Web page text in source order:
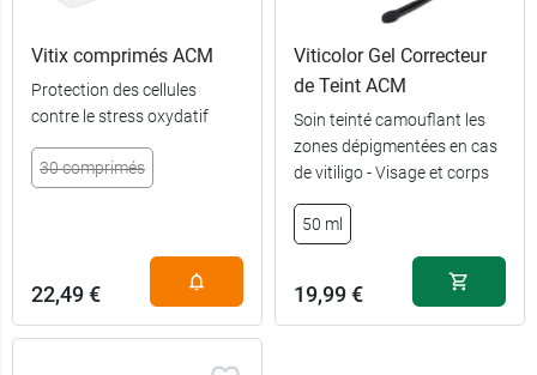
Vitix comprimés ACM
Protection des cellules
contre le stress oxydatif
30 comprimés
22,49 €
Viticolor Gel Correcteur
de Teint ACM
Soin teinté camouflant les
zones dépigmentées en cas
de vitiligo - Visage et corps
50 ml
19,99 €